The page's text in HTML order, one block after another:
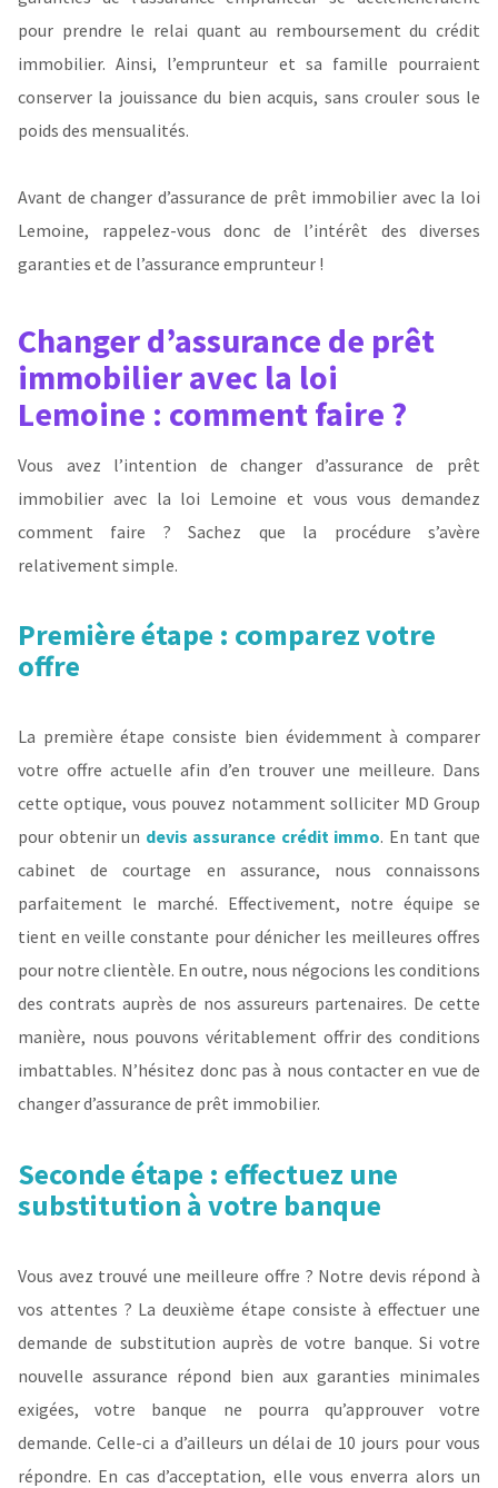
pour prendre le relai quant au remboursement du crédit
immobilier. Ainsi, l’emprunteur et sa famille pourraient
conserver la jouissance du bien acquis, sans crouler sous le
poids des mensualités.
Avant de changer d’assurance de prêt immobilier avec la loi
Lemoine, rappelez-vous donc de l’intérêt des diverses
garanties et de l’assurance emprunteur !
Changer d’assurance de prêt
immobilier avec la loi
Lemoine : comment faire ?
Vous avez l’intention de changer d’assurance de prêt
immobilier avec la loi Lemoine et vous vous demandez
comment faire ? Sachez que la procédure s’avère
relativement simple.
Première étape : comparez votre
offre
La première étape consiste bien évidemment à comparer
votre offre actuelle afin d’en trouver une meilleure. Dans
cette optique, vous pouvez notamment solliciter MD Group
pour obtenir un devis assurance crédit immo. En tant que
cabinet de courtage en assurance, nous connaissons
parfaitement le marché. Effectivement, notre équipe se
tient en veille constante pour dénicher les meilleures offres
pour notre clientèle. En outre, nous négocions les conditions
des contrats auprès de nos assureurs partenaires. De cette
manière, nous pouvons véritablement offrir des conditions
imbattables. N’hésitez donc pas à nous contacter en vue de
changer d’assurance de prêt immobilier.
Seconde étape : effectuez une
substitution à votre banque
Vous avez trouvé une meilleure offre ? Notre devis répond à
vos attentes ? La deuxième étape consiste à effectuer une
demande de substitution auprès de votre banque. Si votre
nouvelle assurance répond bien aux garanties minimales
exigées, votre banque ne pourra qu’approuver votre
demande. Celle-ci a d’ailleurs un délai de 10 jours pour vous
répondre. En cas d’acceptation, elle vous enverra alors un